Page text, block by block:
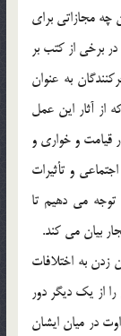
چه مجازاتي براي
برخي از كتب بر
به عنوان
از آثار اين عمل
قيامت و خواري و
و تأثيرات
توجه مي دهيم تا
بيان مي كند.
زدن به اختلافات
از يك ديگر دور
در ميان ايشان